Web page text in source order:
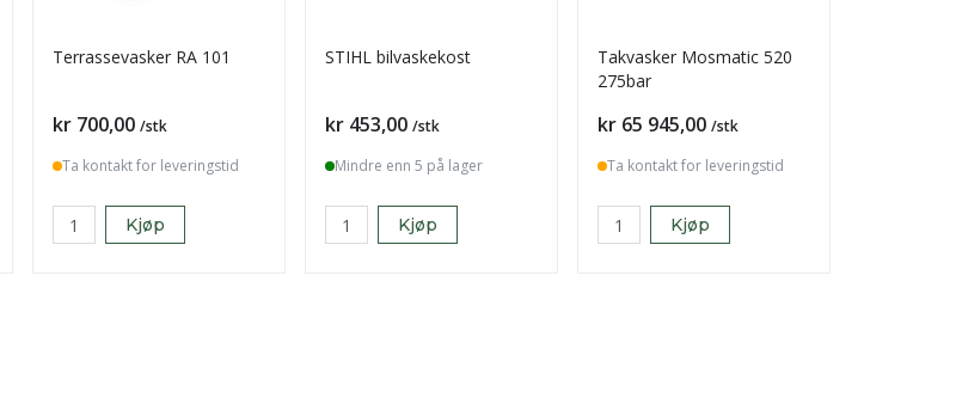
Terrassevasker RA 101
Pris
kr 700,00 /stk
Ta kontakt for leveringstid
Kjøp
STIHL bilvaskekost
Pris
kr 453,00 /stk
Mindre enn 5 på lager
Kjøp
Takvasker Mosmatic 520
275bar
Pris
kr 65 945,00 /stk
Ta kontakt for leveringstid
Kjøp